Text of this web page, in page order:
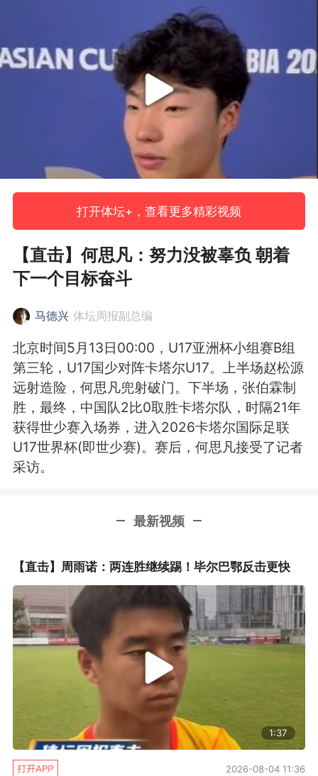
打开体坛+，查看更多精彩视频
【直击】何思凡：努力没被辜负 朝着
下一个目标奋斗
马德兴 体坛周报副总编
北京时间5月13日00:00，U17亚洲杯小组赛B组
第三轮，U17国少对阵卡塔尔U17。上半场赵松源
远射造险，何思凡兜射破门。下半场，张伯霖制
胜，最终，中国队2比0取胜卡塔尔队，时隔21年
获得世少赛入场券，进入2026卡塔尔国际足联
U17世界杯(即世少赛)。赛后，何思凡接受了记者
采访。
最新视频
【直击】周雨诺：两连胜继续踢！毕尔巴鄂反击更快
1:37
2026-08-04 11:36